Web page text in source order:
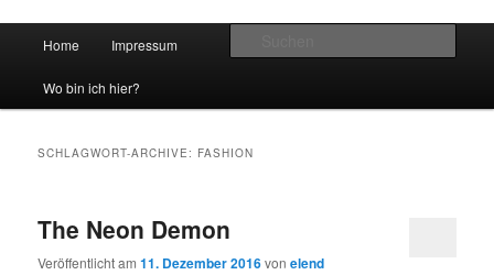
vidgames.de
Zum Inhalt wechseln
Zum sekundären Inhalt wechseln
Home Impressum
Wo bin ich hier?
SCHLAGWORT-ARCHIVE: FASHION
The Neon Demon
Veröffentlicht am11. Dezember 2016vonelend